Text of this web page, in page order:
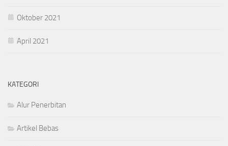
Oktober 2021
April 2021
KATEGORI
Alur Penerbitan
Artikel Bebas